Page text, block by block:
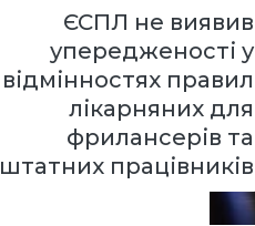
ЄСПЛ не виявив
упередженості у
відмінностях правил
лікарняних для
фрилансерів та
штатних працівників